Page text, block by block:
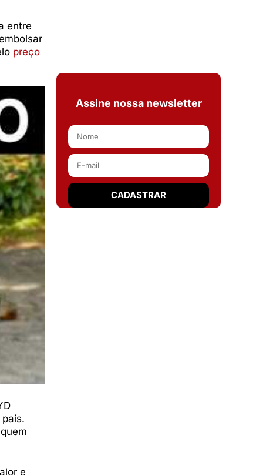
entre
preço
e
Assine nossa newsletter